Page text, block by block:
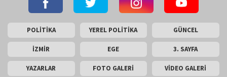
POLİTİKA YEREL POLİTİKA GÜNCEL
İZMİR EGE 3. SAYFA
YAZARLAR FOTO GALERİ VİDEO GALERİ